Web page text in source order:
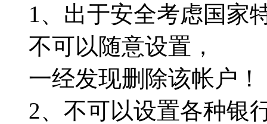
1、出于安全考虑国家
不可以随意设置，
一经发现删除该帐户！
2、不可以设置各种银